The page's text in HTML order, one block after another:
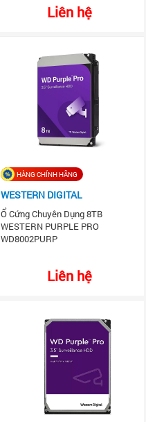
Liên hệ
HÀNG CHÍNH HÃNG
WESTERN DIGITAL
Ổ Cứng Chuyên Dụng 8TB
WESTERN PURPLE PRO
WD8002PURP
Liên hệ